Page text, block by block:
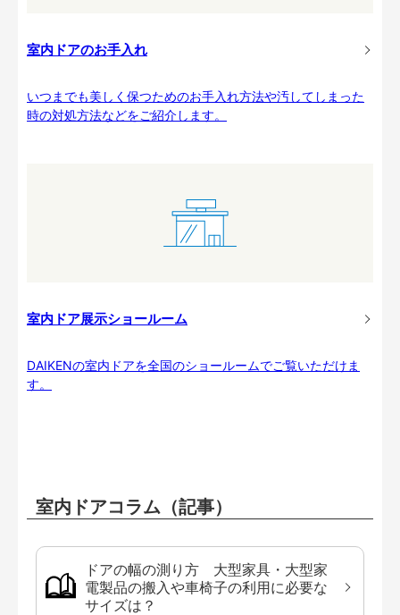
室内ドアのお手入れ
いつまでも美しく保つためのお手入れ方法や汚してしまった
時の対処方法などをご紹介します。
室内ドア展示ショールーム
DAIKENの室内ドアを全国のショールームでご覧いただけま
す。
室内ドアコラム（記事）
ドアの幅の測り方 大型家具・大型家
電製品の搬入や車椅子の利用に必要な
サイズは？